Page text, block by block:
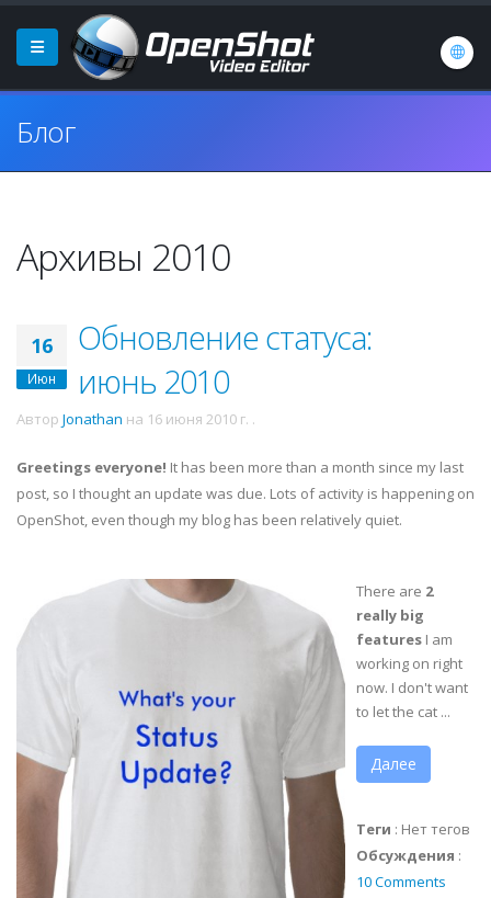
Блог
Архивы 2010
16
Июн
Обновление статуса:
июнь 2010
Автор Jonathan на 16 июня 2010 г. .
Greetings everyone! It has been more than a month since my last
post, so I thought an update was due. Lots of activity is happening on
OpenShot, even though my blog has been relatively quiet.
There are 2
really big
features I am
working on right
now. I don't want
to let the cat ...
Далее
Теги : Нет тегов
Обсуждения :
10 Comments